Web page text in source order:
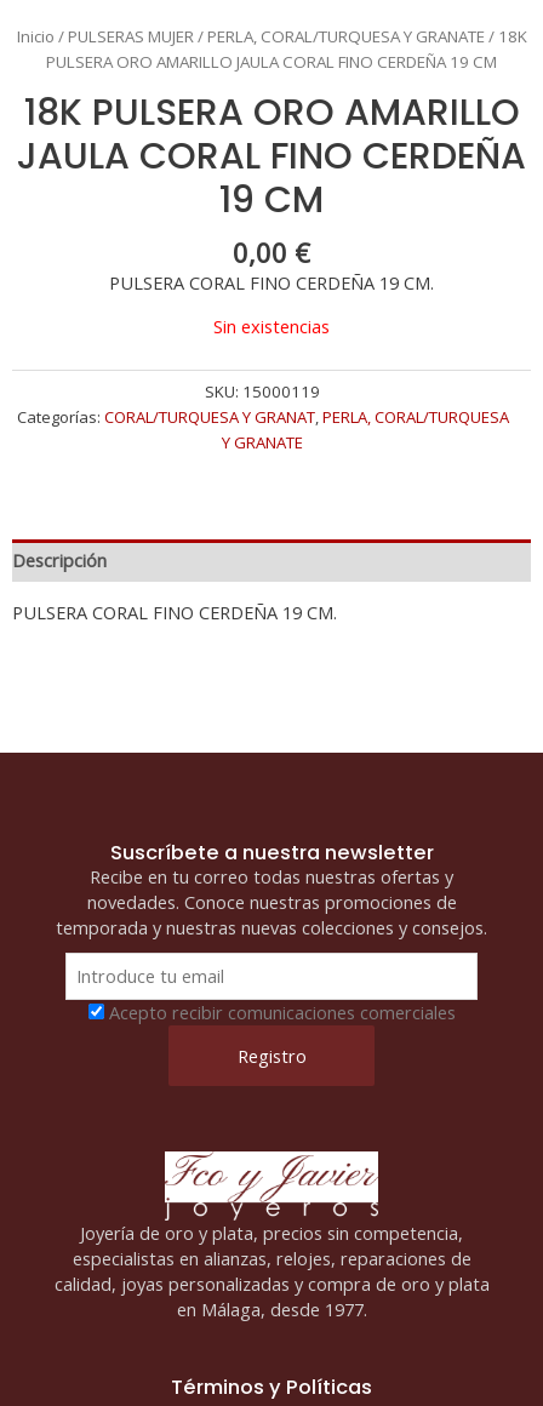
Inicio / PULSERAS MUJER / PERLA, CORAL/TURQUESA Y GRANATE / 18K
PULSERA ORO AMARILLO JAULA CORAL FINO CERDEÑA 19 CM
18K PULSERA ORO AMARILLO
JAULA CORAL FINO CERDEÑA
19 CM
0,00 €
PULSERA CORAL FINO CERDEÑA 19 CM.
Sin existencias
SKU: 15000119
Categorías: CORAL/TURQUESA Y GRANAT,PERLA, CORAL/TURQUESA
Y GRANATE
Descripción
PULSERA CORAL FINO CERDEÑA 19 CM.
Suscríbete a nuestra newsletter
Recibe en tu correo todas nuestras ofertas y
novedades. Conoce nuestras promociones de
temporada y nuestras nuevas colecciones y consejos.
Acepto recibir comunicaciones comerciales
Joyería de oro y plata, precios sin competencia,
especialistas en alianzas, relojes, reparaciones de
calidad, joyas personalizadas y compra de oro y plata
en Málaga, desde 1977.
Términos y Políticas